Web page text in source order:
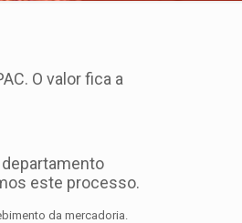
O valor fica a
departamento
este processo.
da mercadoria.